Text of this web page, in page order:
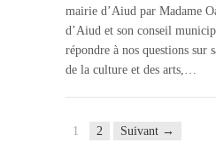
mairie d’Aiud par Madame
d’Aiud et son conseil
répondre à nos questions sur
de la culture et des arts,…
1 2 Suivant →